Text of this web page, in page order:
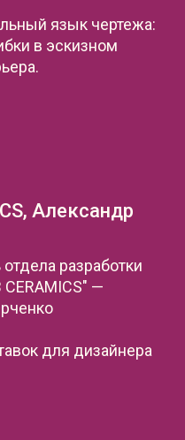
язык чертежа:
в эскизном
Александр
разработки
CERAMICS" —
для дизайнера